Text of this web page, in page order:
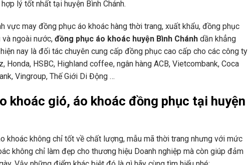
lý tốt nhất tại huyện Bình Chánh.
vực may đồng phục áo khoác hàng thời trang, xuất khẩu, đồng phục
ngoài nước, đồng phục áo khoác huyện Bình Chánh dần khẳng
nay là đối tác chuyên cung cấp đồng phục cao cấp cho các công ty
HSBC, Highland coffee, ngân hàng ACB, Vietcombank, Coca
Vingroup, Thế Giới Di Động …
khoác gió, áo khoác đồng phục tại huyện
khoác không chỉ tốt về chất lượng, mẫu mã thời trang nhưng với mức
không chỉ làm đẹp cho thương hiệu Doanh nghiệp mà còn giúp đảm